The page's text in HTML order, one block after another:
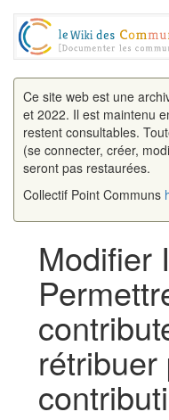
Ce site web est une
et 2022. Il est maintenu
restent consultables.
(se connecter, créer,
seront pas restaurées.
Collectif Point Communs
Modifier